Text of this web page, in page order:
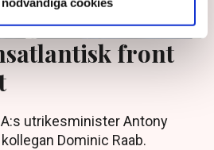
front
utrikesminister Antony
Dominic Raab.